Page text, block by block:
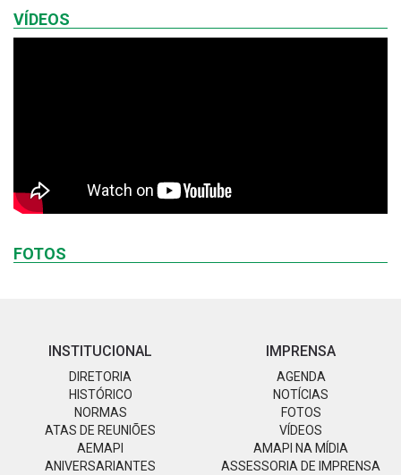
VÍDEOS
FOTOS
INSTITUCIONAL
DIRETORIA
HISTÓRICO
NORMAS
ATAS DE REUNIÕES
AEMAPI
ANIVERSARIANTES
IMPRENSA
AGENDA
NOTÍCIAS
FOTOS
VÍDEOS
AMAPI NA MÍDIA
ASSESSORIA DE IMPRENSA